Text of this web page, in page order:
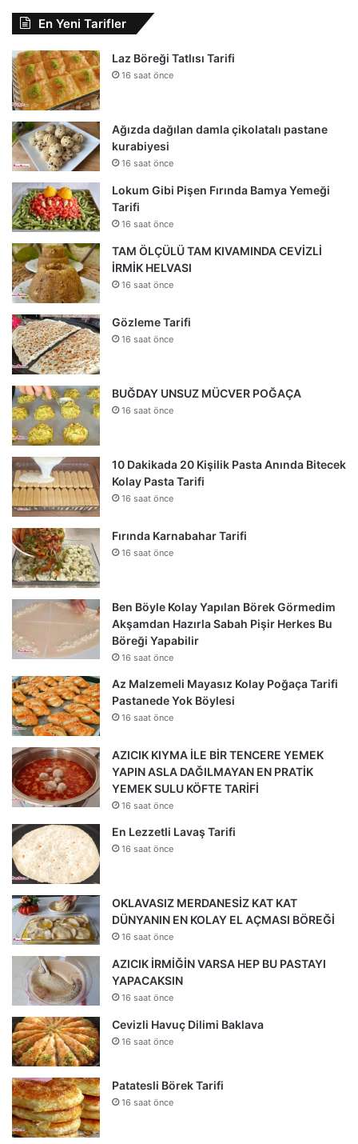
En Yeni Tarifler
Laz Böreği Tatlısı Tarifi
16 saat önce
Ağızda dağılan damla çikolatalı pastane
kurabiyesi
16 saat önce
Lokum Gibi Pişen Fırında Bamya Yemeği
Tarifi
16 saat önce
TAM ÖLÇÜLÜ TAM KIVAMINDA CEVİZLİ
İRMİK HELVASI
16 saat önce
Gözleme Tarifi
16 saat önce
BUĞDAY UNSUZ MÜCVER POĞAÇA
16 saat önce
10 Dakikada 20 Kişilik Pasta Anında Bitecek
Kolay Pasta Tarifi
16 saat önce
Fırında Karnabahar Tarifi
16 saat önce
Ben Böyle Kolay Yapılan Börek Görmedim
Akşamdan Hazırla Sabah Pişir Herkes Bu
Böreği Yapabilir
16 saat önce
Az Malzemeli Mayasız Kolay Poğaça Tarifi
Pastanede Yok Böylesi
16 saat önce
AZICIK KIYMA İLE BİR TENCERE YEMEK
YAPIN ASLA DAĞILMAYAN EN PRATİK
YEMEK SULU KÖFTE TARİFİ
16 saat önce
En Lezzetli Lavaş Tarifi
16 saat önce
OKLAVASIZ MERDANESİZ KAT KAT
DÜNYANIN EN KOLAY EL AÇMASI BÖREĞİ
16 saat önce
AZICIK İRMİĞİN VARSA HEP BU PASTAYI
YAPACAKSIN
16 saat önce
Cevizli Havuç Dilimi Baklava
16 saat önce
Patatesli Börek Tarifi
16 saat önce